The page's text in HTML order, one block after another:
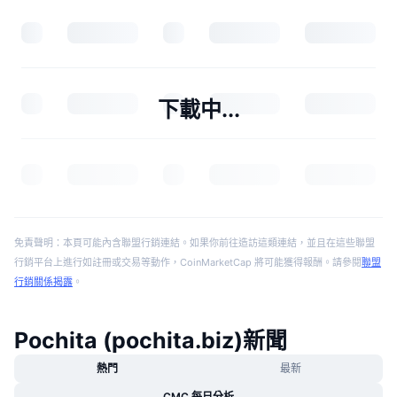
下載中...
免責聲明：本頁可能內含聯盟行銷連結。如果你前往造訪這類連結，並且在這些聯盟
行銷平台上進行如註冊或交易等動作，CoinMarketCap 將可能獲得報酬。請參閱聯盟
行銷關係揭露 。
Pochita (pochita.biz)新聞
熱門 最新